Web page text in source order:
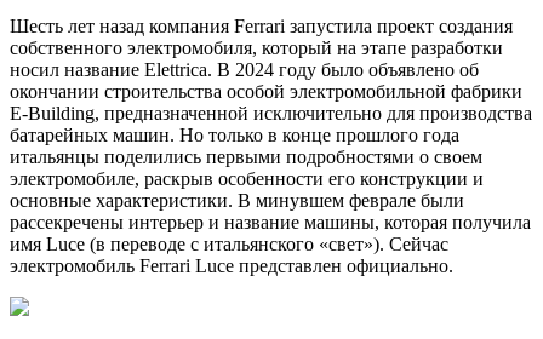
Шесть лет назад компания Ferrari запустила проект создания
собственного электромобиля, который на этапе разработки
носил название Elettrica. В 2024 году было объявлено об
окончании строительства особой электромобильной фабрики
E-Building, предназначенной исключительно для производства
батарейных машин. Но только в конце прошлого года
итальянцы поделились первыми подробностями о своем
электромобиле, раскрыв особенности его конструкции и
основные характеристики. В минувшем феврале были
рассекречены интерьер и название машины, которая получила
имя Luce (в переводе с итальянского «свет»). Сейчас
электромобиль Ferrari Luce представлен официально.